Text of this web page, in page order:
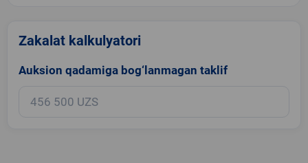
Zakalat kalkulyatori
Auksion qadamiga bog‘lanmagan taklif